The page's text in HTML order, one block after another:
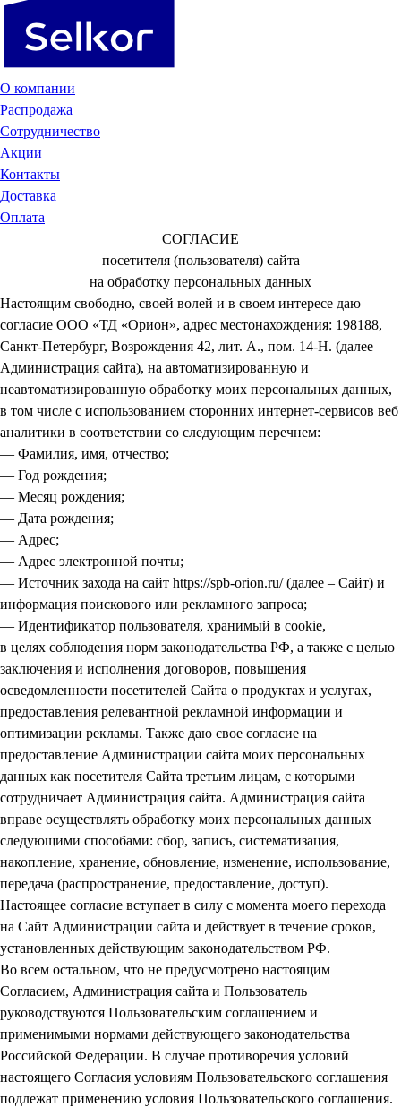
О компании
Распродажа
Сотрудничество
Акции
Контакты
Доставка
Оплата
СОГЛАСИЕ
посетителя (пользователя) сайта
на обработку персональных данных
Настоящим свободно, своей волей и в своем интересе даю
согласие ООО «ТД «Орион», адрес местонахождения: 198188,
Санкт-Петербург, Возрождения 42, лит. А., пом. 14-Н. (далее –
Администрация сайта), на автоматизированную и
неавтоматизированную обработку моих персональных данных,
в том числе с использованием сторонних интернет-сервисов веб
аналитики в соответствии со следующим перечнем:
— Фамилия, имя, отчество;
— Год рождения;
— Месяц рождения;
— Дата рождения;
— Адрес;
— Адрес электронной почты;
— Источник захода на сайт https://spb-orion.ru/ (далее – Сайт) и
информация поискового или рекламного запроса;
— Идентификатор пользователя, хранимый в cookie,
в целях соблюдения норм законодательства РФ, а также с целью
заключения и исполнения договоров, повышения
осведомленности посетителей Сайта о продуктах и услугах,
предоставления релевантной рекламной информации и
оптимизации рекламы. Также даю свое согласие на
предоставление Администрации сайта моих персональных
данных как посетителя Сайта третьим лицам, с которыми
сотрудничает Администрация сайта. Администрация сайта
вправе осуществлять обработку моих персональных данных
следующими способами: сбор, запись, систематизация,
накопление, хранение, обновление, изменение, использование,
передача (распространение, предоставление, доступ).
Настоящее согласие вступает в силу с момента моего перехода
на Сайт Администрации сайта и действует в течение сроков,
установленных действующим законодательством РФ.
Во всем остальном, что не предусмотрено настоящим
Согласием, Администрация сайта и Пользователь
руководствуются Пользовательским соглашением и
применимыми нормами действующего законодательства
Российской Федерации. В случае противоречия условий
настоящего Согласия условиям Пользовательского соглашения
подлежат применению условия Пользовательского соглашения.